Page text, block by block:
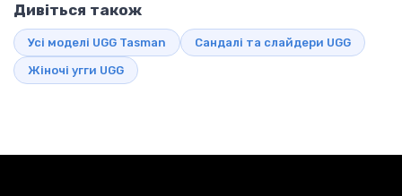
Дивіться також
Усі моделі UGG Tasman Сандалі та слайдери UGG
Жіночі угги UGG